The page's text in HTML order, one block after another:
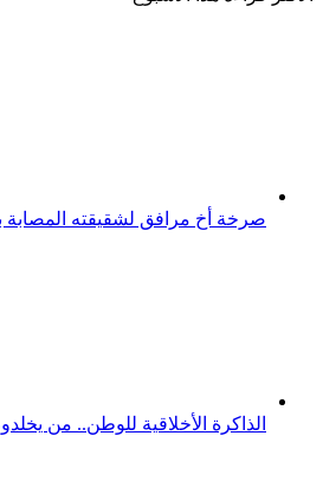
صرخة أخ مرافق لشقيقته المصابة
الذاكرة الأخلاقية للوطن.. من